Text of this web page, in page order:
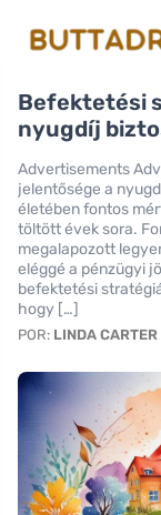
Befektetési
nyugdíj
Advertisements
jelentősége a
életében fontos
töltött évek sora.
megalapozott
eléggé a pénzügyi
befektetési
hogy […]
POR: LINDA CARTER